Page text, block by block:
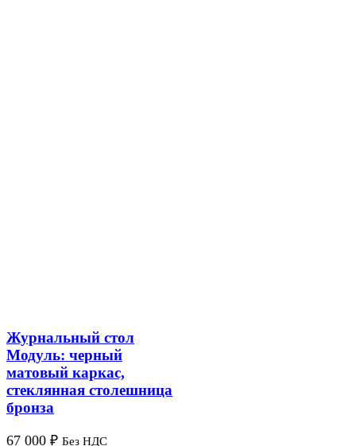
Журнальный стол
Модуль: черный
матовый каркас,
стеклянная столешница
бронза
67 000 ₽ Без НДС